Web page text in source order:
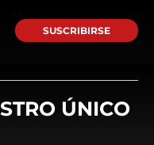
SUSCRIBIRSE
ÚNICO